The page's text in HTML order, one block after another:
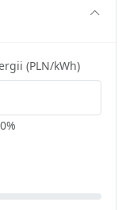
(PLN/kWh)
0%